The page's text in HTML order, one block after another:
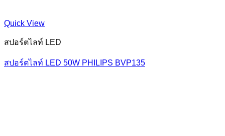
Quick View
สปอร์ตไลท์ LED
สปอร์ตไลท์ LED 50W PHILIPS BVP135